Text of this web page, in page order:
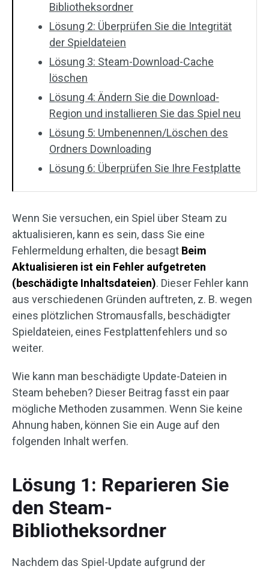
Bibliotheksordner
Lösung 2: Überprüfen Sie die Integrität
der Spieldateien
Lösung 3: Steam-Download-Cache
löschen
Lösung 4: Ändern Sie die Download-
Region und installieren Sie das Spiel neu
Lösung 5: Umbenennen/Löschen des
Ordners Downloading
Lösung 6: Überprüfen Sie Ihre Festplatte
Wenn Sie versuchen, ein Spiel über Steam zu
aktualisieren, kann es sein, dass Sie eine
Fehlermeldung erhalten, die besagt Beim
Aktualisieren ist ein Fehler aufgetreten
(beschädigte Inhaltsdateien). Dieser Fehler kann
aus verschiedenen Gründen auftreten, z. B. wegen
eines plötzlichen Stromausfalls, beschädigter
Spieldateien, eines Festplattenfehlers und so
weiter.
Wie kann man beschädigte Update-Dateien in
Steam beheben? Dieser Beitrag fasst ein paar
mögliche Methoden zusammen. Wenn Sie keine
Ahnung haben, können Sie ein Auge auf den
folgenden Inhalt werfen.
Lösung 1: Reparieren Sie
den Steam-
Bibliotheksordner
Nachdem das Spiel-Update aufgrund der